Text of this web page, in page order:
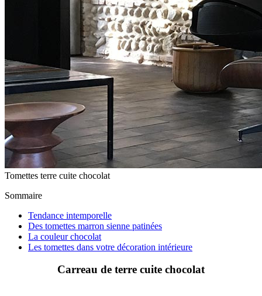
Tomettes terre cuite chocolat
Sommaire
Tendance intemporelle
Des tomettes marron sienne patinées
La couleur chocolat
Les tomettes dans votre décoration intérieure
Carreau de terre cuite chocolat